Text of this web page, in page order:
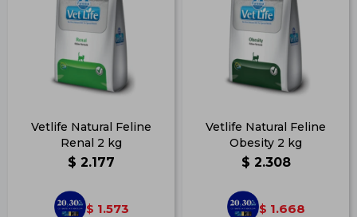
Vetlife Natural Feline
Renal 2 kg
$ 2.177
$ 1.573
Vetlife Natural Feline
Obesity 2 kg
$ 2.308
$ 1.668